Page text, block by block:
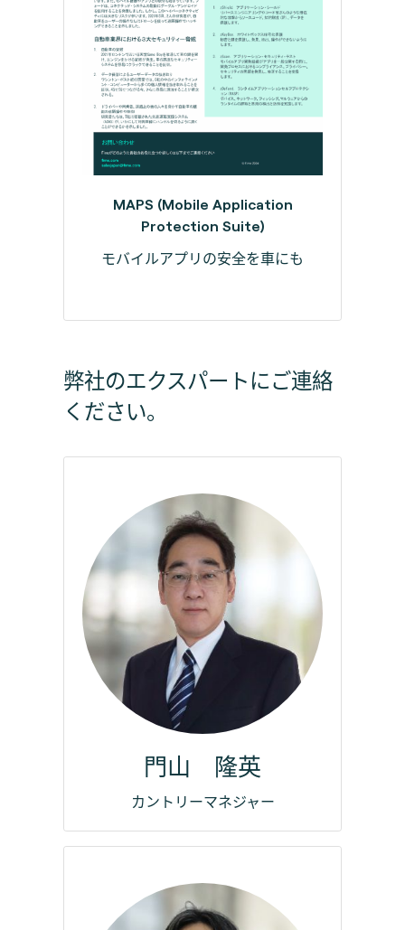
MAPS (Mobile Application
Protection Suite)
モバイルアプリの安全を車にも
弊社のエクスパートにご連絡
ください。
門山 隆英
カントリーマネジャー